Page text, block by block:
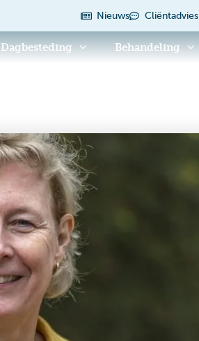
Nieuws Cliëntadvies
Dagbesteding Behandeling